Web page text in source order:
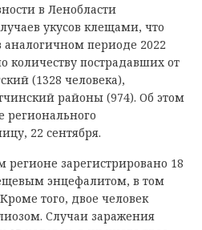
в Ленобласти
укусов клещами, что
периоде 2022
количеству пострадавших от
(1328 человека),
районы (974). Об этом
регионального
22 сентября.
регионе зарегистрировано 18
энцефалитом, в том
того, двое человек
Случаи заражения